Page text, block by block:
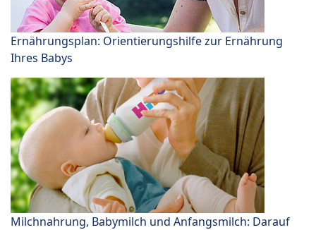
Ernährungsplan: Orientierungshilfe zur Ernährung
Ihres Babys
Milchnahrung, Babymilch und Anfangsmilch: Darauf